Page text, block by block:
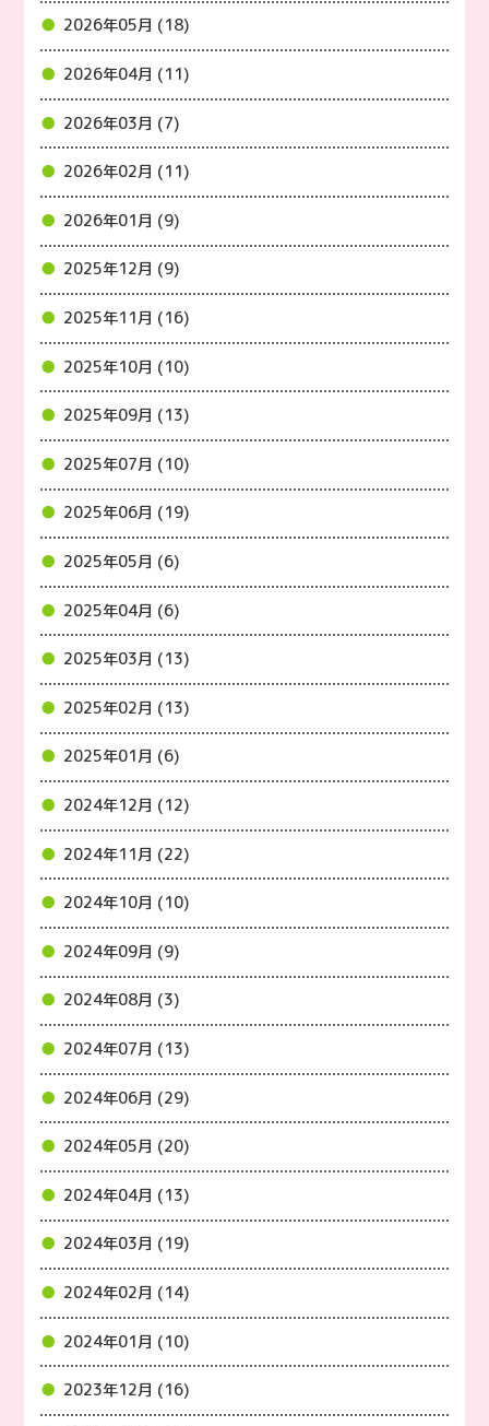
2026年05月 (18)
2026年04月 (11)
2026年03月 (7)
2026年02月 (11)
2026年01月 (9)
2025年12月 (9)
2025年11月 (16)
2025年10月 (10)
2025年09月 (13)
2025年07月 (10)
2025年06月 (19)
2025年05月 (6)
2025年04月 (6)
2025年03月 (13)
2025年02月 (13)
2025年01月 (6)
2024年12月 (12)
2024年11月 (22)
2024年10月 (10)
2024年09月 (9)
2024年08月 (3)
2024年07月 (13)
2024年06月 (29)
2024年05月 (20)
2024年04月 (13)
2024年03月 (19)
2024年02月 (14)
2024年01月 (10)
2023年12月 (16)